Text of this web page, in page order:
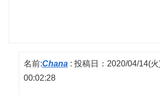
名前:Chana: 投稿日：2020/04/14(火
00:02:28